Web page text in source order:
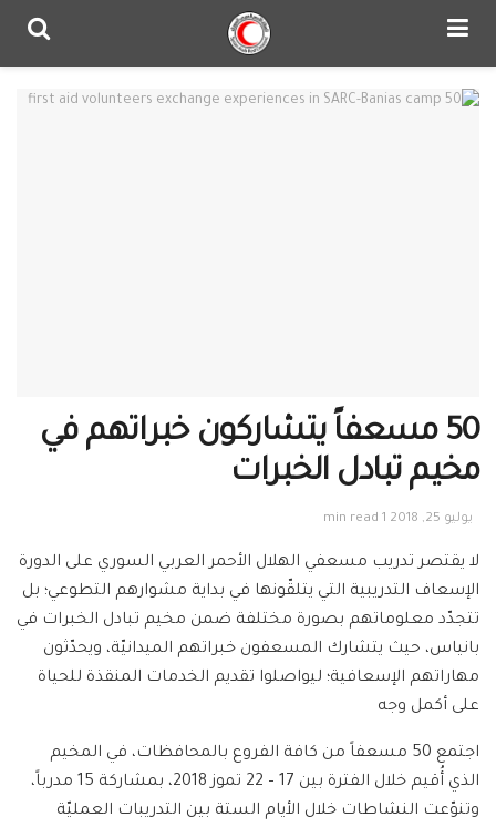
50 مسعفاً يتشاركون خبراتهم في
مخيم تبادل الخبرات
يوليو 25, 2018 1 min read
لا يقتصر تدريب مسعفي الهلال الأحمر العربي السوري على الدورة
الإسعاف التدريبية التي يتلقّونها في بداية مشوارهم التطوعي؛ بل
تتجدّد معلوماتهم بصورة مختلفة ضمن مخيم تبادل الخبرات في
بانياس، حيث يتشارك المسعفون خبراتهم الميدانيّة، ويحدّثون
مهاراتهم الإسعافية؛ ليواصلوا تقديم الخدمات المنقذة للحياة
على أكمل وجه
اجتمع 50 مسعفاً من كافة الفروع بالمحافظات، في المخيم
الذي أُقيم خلال الفترة بين 17 – 22 تموز 2018، بمشاركة 15 مدرباً،
وتنوّعت النشاطات خلال الأيام الستة بين التدريبات العمليّة